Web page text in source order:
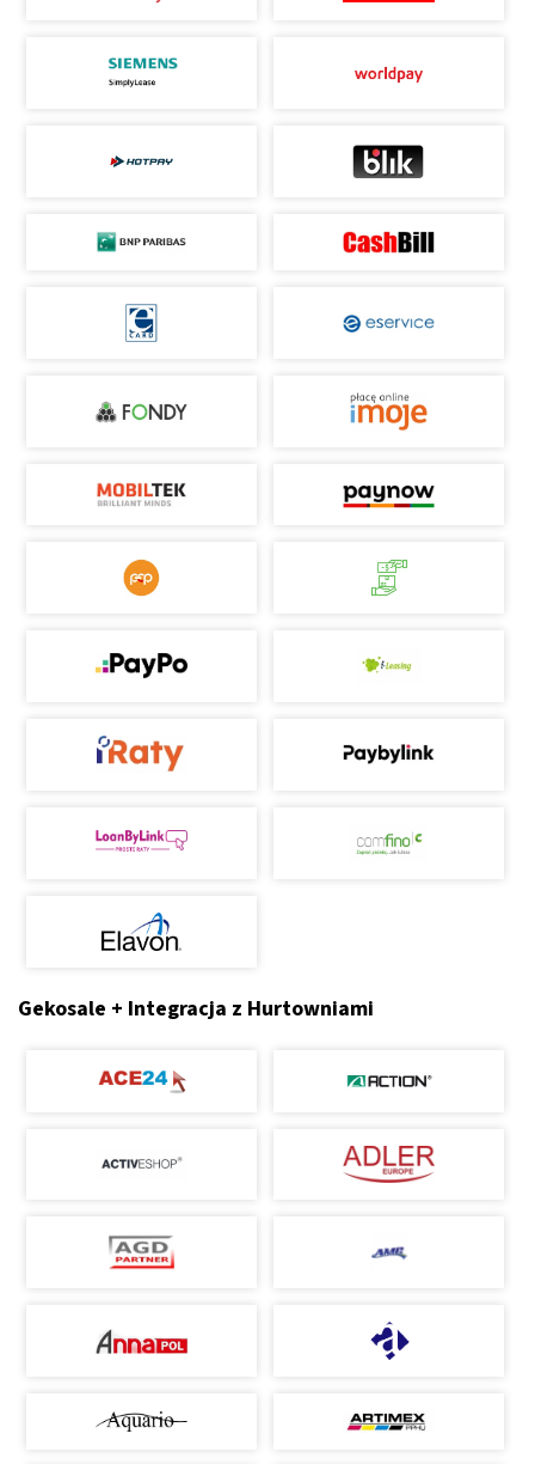
Gekosale + Integracja z Hurtowniami